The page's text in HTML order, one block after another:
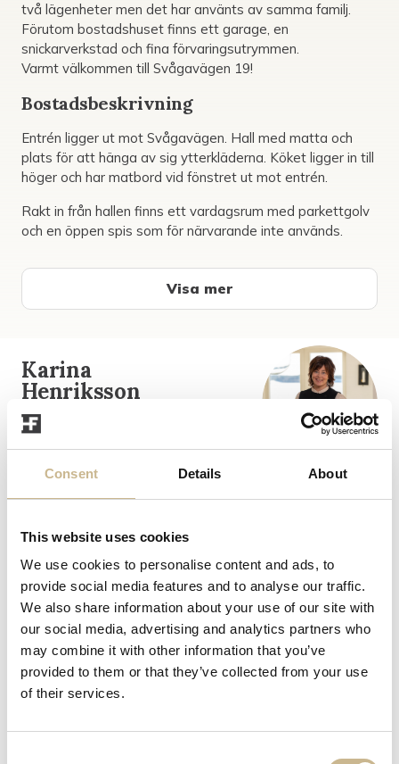
Consent Details About
This website uses cookies
We use cookies to personalise content and ads, to
provide social media features and to analyse our traffic.
We also share information about your use of our site with
our social media, advertising and analytics partners who
may combine it with other information that you’ve
provided to them or that they’ve collected from your use
of their services.
två lägenheter men det har använts av samma familj.
Förutom bostadshuset finns ett garage, en
snickarverkstad och fina förvaringsutrymmen.
Varmt välkommen till Svågavägen 19!
Bostadsbeskrivning
Entrén ligger ut mot Svågavägen. Hall med matta och
plats för att hänga av sig ytterkläderna. Köket ligger in till
höger och har matbord vid fönstret ut mot entrén.
Rakt in från hallen finns ett vardagsrum med parkettgolv
och en öppen spis som för närvarande inte används.
Innanför vardagsrummet finns en kammare/sovrum eller
Visa mer
Karina
Henriksson
Ansvarig Mäklare
070-375 75 38
karina@halsinglandsfm.se
2026-08-09 13:30 – 14:00
Obligatorisk anmälan, välkommen på visning!
Boka visning
Intresseanmälan